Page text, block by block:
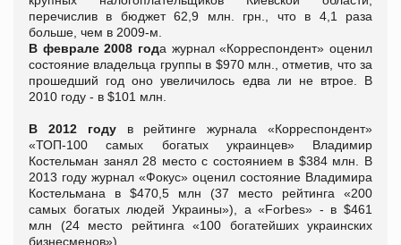
перечислив в бюджет 62,9 млн. грн., что в 4,1 раза
больше, чем в 2009-м.
В феврале 2008 года журнал «Корреспондент» оценил
состояние владельца группы в $970 млн., отметив, что за
прошедший год оно увеличилось едва ли не втрое. В
2010 году - в $101 млн.
В 2012 году в рейтинге журнала «Корреспондент»
«ТОП-100 самых богатых украинцев» Владимир
Костельман занял 28 место с состоянием в $384 млн. В
2013 году журнал «Фокус» оценил состояние Владимира
Костельмана в $470,5 млн (37 место рейтинга «200
самых богатых людей Украины»), а «Forbes» - в $461
млн (24 место рейтинга «100 богатейших украинских
бизнесменов»).